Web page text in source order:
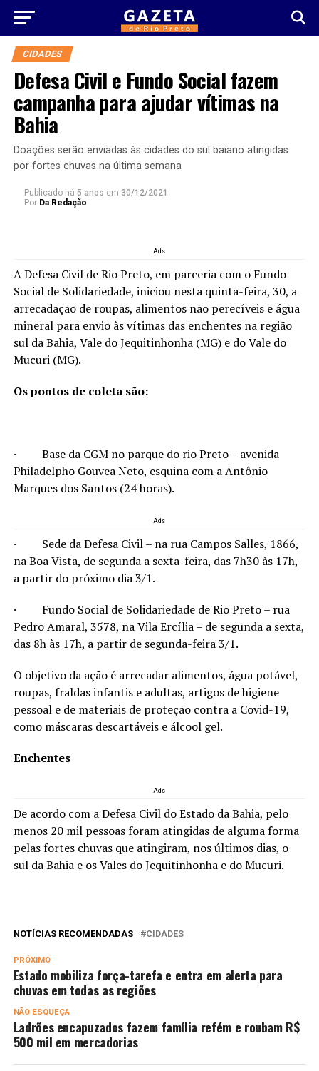
CIDADES
Defesa Civil e Fundo Social fazem
campanha para ajudar vítimas na
Bahia
Doações serão enviadas às cidades do sul baiano atingidas
por fortes chuvas na última semana
Publicado há 5 anos em 30/12/2021
Por Da Redação
Ads
A Defesa Civil de Rio Preto, em parceria com o Fundo
Social de Solidariedade, iniciou nesta quinta-feira, 30, a
arrecadação de roupas, alimentos não perecíveis e água
mineral para envio às vítimas das enchentes na região
sul da Bahia, Vale do Jequitinhonha (MG) e do Vale do
Mucuri (MG).
Os pontos de coleta são:
· Base da CGM no parque do rio Preto – avenida
Philadelpho Gouvea Neto, esquina com a Antônio
Marques dos Santos (24 horas).
Ads
· Sede da Defesa Civil – na rua Campos Salles, 1866,
na Boa Vista, de segunda a sexta-feira, das 7h30 às 17h,
a partir do próximo dia 3/1.
· Fundo Social de Solidariedade de Rio Preto – rua
Pedro Amaral, 3578, na Vila Ercília – de segunda a sexta,
das 8h às 17h, a partir de segunda-feira 3/1.
O objetivo da ação é arrecadar alimentos, água potável,
roupas, fraldas infantis e adultas, artigos de higiene
pessoal e de materiais de proteção contra a Covid-19,
como máscaras descartáveis e álcool gel.
Enchentes
Ads
De acordo com a Defesa Civil do Estado da Bahia, pelo
menos 20 mil pessoas foram atingidas de alguma forma
pelas fortes chuvas que atingiram, nos últimos dias, o
sul da Bahia e os Vales do Jequitinhonha e do Mucuri.
NOTÍCIAS RECOMENDADAS CIDADES
PRÓXIMO
Estado mobiliza força-tarefa e entra em alerta para
chuvas em todas as regiões
NÃO ESQUEÇA
Ladrões encapuzados fazem família refém e roubam R$
500 mil em mercadorias